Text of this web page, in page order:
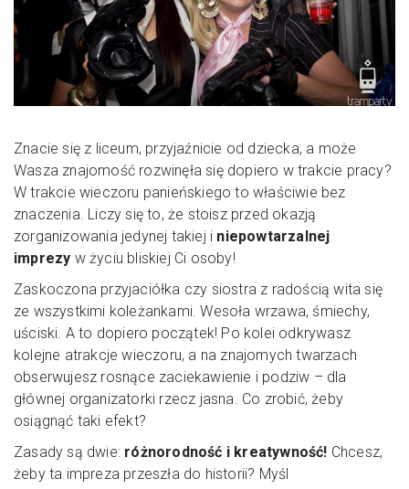
Znacie się z liceum, przyjaźnicie od dziecka, a może
Wasza znajomość rozwinęła się dopiero w trakcie pracy?
W trakcie wieczoru panieńskiego to właściwie bez
znaczenia. Liczy się to, że stoisz przed okazją
zorganizowania jedynej takiej i niepowtarzalnej
imprezy w życiu bliskiej Ci osoby!
Zaskoczona przyjaciółka czy siostra z radością wita się
ze wszystkimi koleżankami. Wesoła wrzawa, śmiechy,
uściski. A to dopiero początek! Po kolei odkrywasz
kolejne atrakcje wieczoru, a na znajomych twarzach
obserwujesz rosnące zaciekawienie i podziw – dla
głównej organizatorki rzecz jasna. Co zrobić, żeby
osiągnąć taki efekt?
Zasady są dwie: różnorodność i kreatywność! Chcesz,
żeby ta impreza przeszła do historii? Myśl